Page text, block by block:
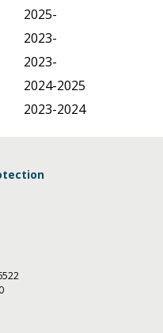
2025-
2023-
2023-
2024-2025
2023-2024